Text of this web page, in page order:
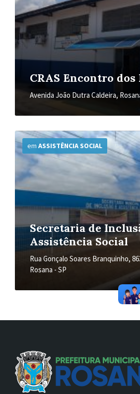
CRAS Encontro dos
Avenida João Dutra Caldeira,
Secretaria de
Assistência Social
Rua Gonçalo Soares Branquinho,
Rosana - SP
em ASSISTÊNCIA SOCIAL
Mais
Informações